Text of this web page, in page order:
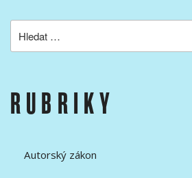
RUBRIKY
Autorský zákon